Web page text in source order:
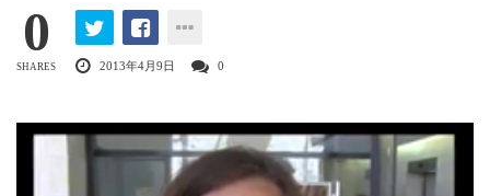
0
SHARES 2013年4月9日 0